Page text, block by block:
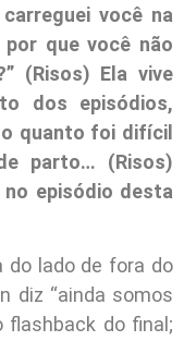
você na
que você não
(Risos) Ela vive
dos episódios,
quanto foi difícil
parto… (Risos)
episódio desta
do lado de fora do
diz “ainda somos
flashback do final;